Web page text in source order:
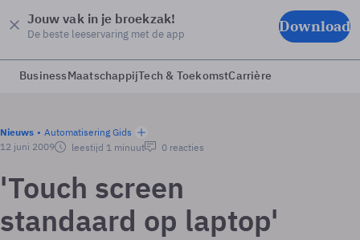
Jouw vak in je broekzak!
De beste leeservaring met de app Download
BusinessMaatschappijTech & ToekomstCarrière
Nieuws
Automatisering Gids
12 juni 2009
leestijd 1 minuut 0 reacties
'Touch screen
standaard op laptop'